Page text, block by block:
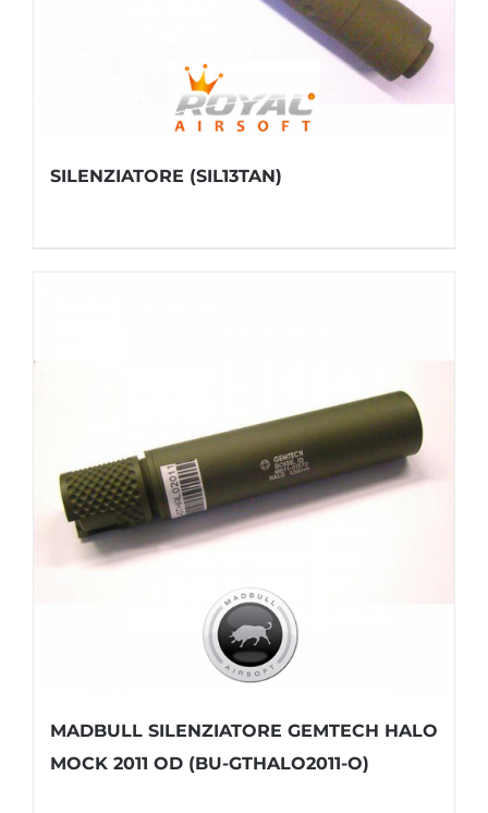
SILENZIATORE (SIL13TAN)
MADBULL SILENZIATORE GEMTECH HALO
MOCK 2011 OD (BU-GTHALO2011-O)